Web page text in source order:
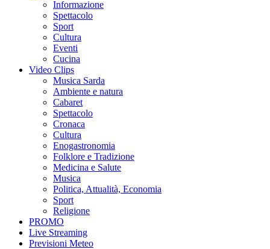
Informazione
Spettacolo
Sport
Cultura
Eventi
Cucina
Video Clips
Musica Sarda
Ambiente e natura
Cabaret
Spettacolo
Cronaca
Cultura
Enogastronomia
Folklore e Tradizione
Medicina e Salute
Musica
Politica, Attualità, Economia
Sport
Religione
PROMO
Live Streaming
Previsioni Meteo